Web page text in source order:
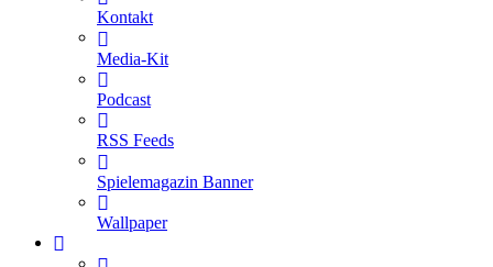
Kontakt
Media-Kit
Podcast
RSS Feeds
Spielemagazin Banner
Wallpaper